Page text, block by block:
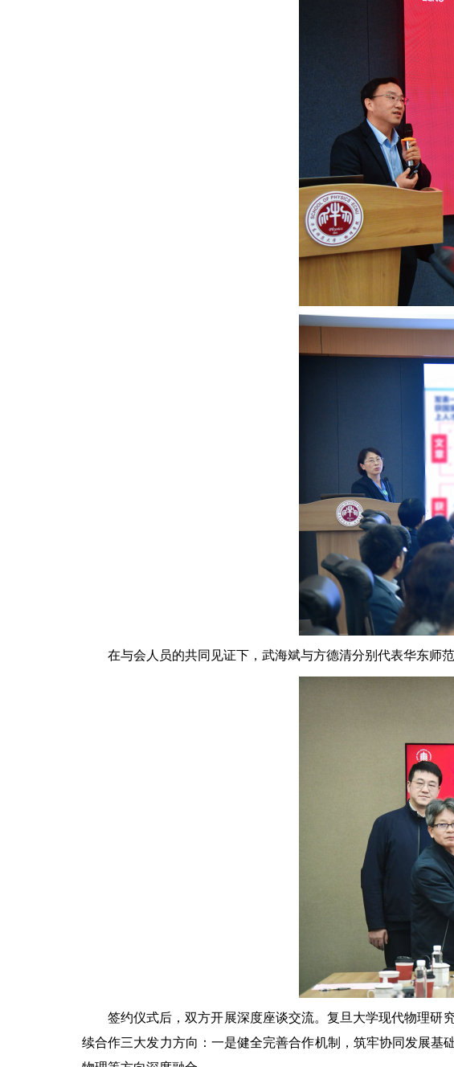
在与会人员的共同见证下，武海斌与方德清分别代表华东师
签约仪式后，双方开展深度座谈交流。复旦大学现代物理研
续合作三大发力方向：一是健全完善合作机制，筑牢协同发展基